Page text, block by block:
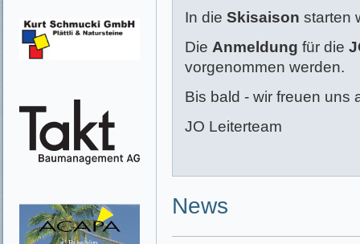
In die Skisaison starten
Die Anmeldung für die
vorgenommen werden.
Bis bald - wir freuen uns
JO Leiterteam
News